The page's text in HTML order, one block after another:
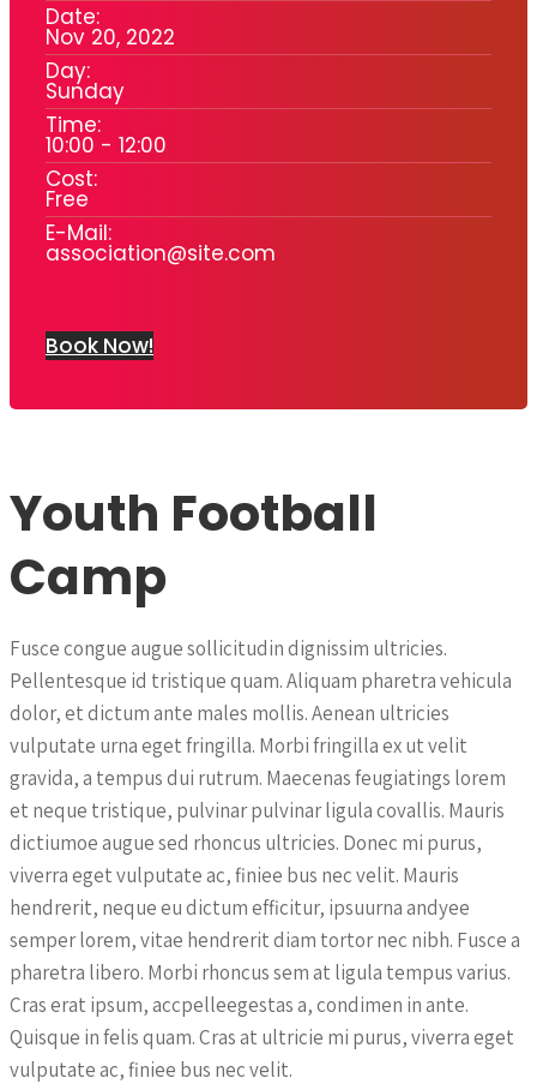
Date:
Nov 20, 2022
Day:
Sunday
Time:
10:00 - 12:00
Cost:
Free
E-Mail:
association@site.com
Book Now!
Youth Football
Camp
Fusce congue augue sollicitudin dignissim ultricies.
Pellentesque id tristique quam. Aliquam pharetra vehicula
dolor, et dictum ante males mollis. Aenean ultricies
vulputate urna eget fringilla. Morbi fringilla ex ut velit
gravida, a tempus dui rutrum. Maecenas feugiatings lorem
et neque tristique, pulvinar pulvinar ligula covallis. Mauris
dictiumoe augue sed rhoncus ultricies. Donec mi purus,
viverra eget vulputate ac, finiee bus nec velit. Mauris
hendrerit, neque eu dictum efficitur, ipsuurna andyee
semper lorem, vitae hendrerit diam tortor nec nibh. Fusce a
pharetra libero. Morbi rhoncus sem at ligula tempus varius.
Cras erat ipsum, accpelleegestas a, condimen in ante.
Quisque in felis quam. Cras at ultricie mi purus, viverra eget
vulputate ac, finiee bus nec velit.